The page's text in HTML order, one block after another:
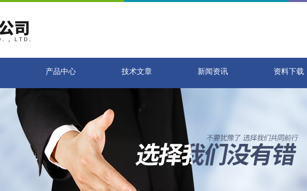
产品中心 技术文章 新闻资讯 资料下载